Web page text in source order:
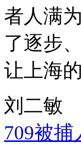
者人满
了逐步
让上海
刘二敏
709被